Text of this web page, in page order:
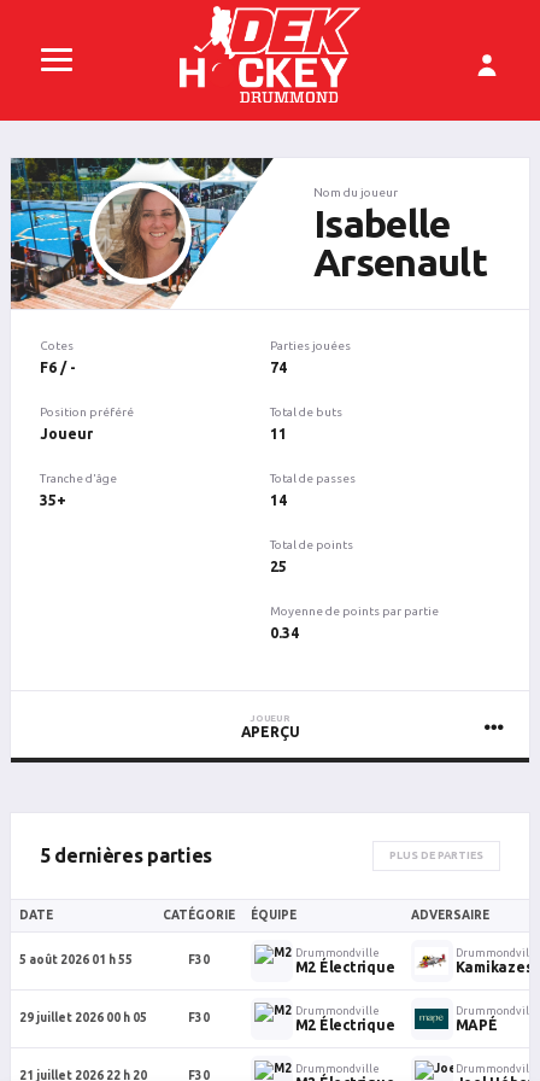
Nom du joueur
Isabelle
Arsenault
Cotes
F6 / -
Position préféré
Joueur
Tranche d'âge
35+
Parties jouées
74
Total de buts
11
Total de passes
14
Total de points
25
Moyenne de points par partie
0.34
JOUEUR
APERÇU
5 dernières parties PLUS DE PARTIES
DATE CATÉGORIE ÉQUIPE ADVERSAIRE
5 août 2026 01 h 55 F30
Drummondville
M2 Électrique
Drummondville
Kamikazes
29 juillet 2026 00 h 05 F30
Drummondville
M2 Électrique
Drummondville
MAPÉ
21 juillet 2026 22 h 20 F30
Drummondville Drummondville